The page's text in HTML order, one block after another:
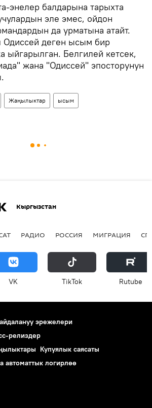
энелер балдарына тарыхта
эле эмес, ойдон
да урматына атайт.
деген ысым бир
ыйгарылган. Белгилей кетсек,
жана "Одиссей" эпосторунун
Жаңылыктар ысым
Кыргызстан
РАДИО РОССИЯ МИГРАЦИЯ
VK ТikТоk Rutube
эрежелери
релиздер
Купуялык саясаты
автоматтык логирлөө